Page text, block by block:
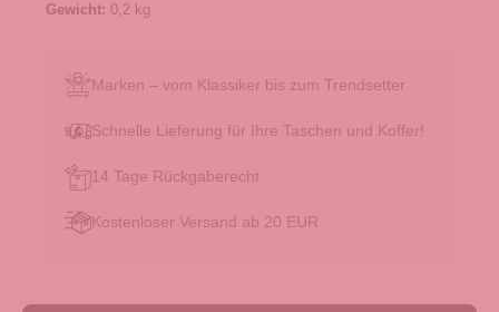
Gewicht: 0,2 kg
Marken – vom Klassiker bis zum Trendsetter
Schnelle Lieferung für Ihre Taschen und Koffer!
14 Tage Rückgaberecht
Kostenloser Versand ab 20 EUR